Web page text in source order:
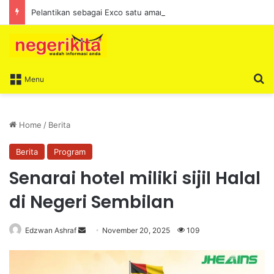
Menu
Home / Berita
Berita Program
Senarai hotel miliki sijil Halal
di Negeri Sembilan
Edzwan Ashraf November 20, 2025 109